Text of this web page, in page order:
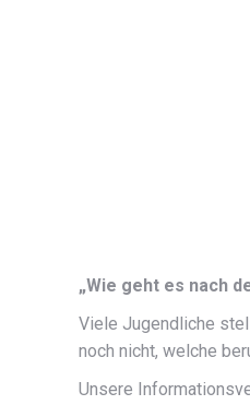
„Wie geht es nach
Viele Jugendliche
noch nicht, welche
Unsere